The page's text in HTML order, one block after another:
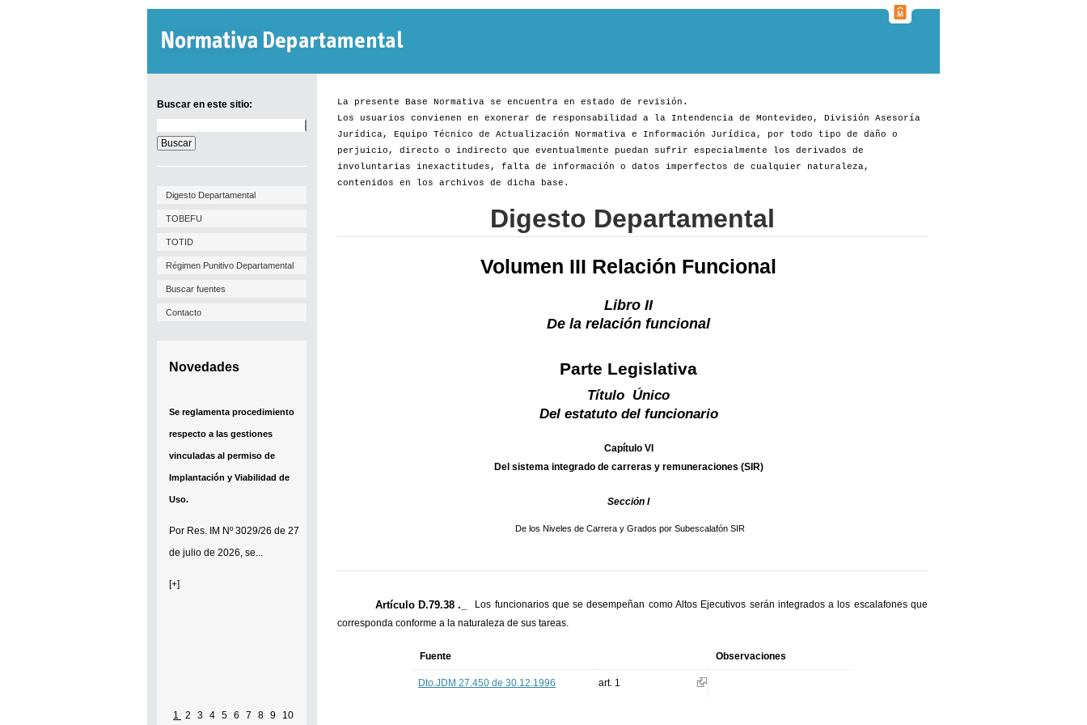
Buscar en este sitio:
en
este
sitio:
Digesto Departamental
TOBEFU
TOTID
Régimen Punitivo Departamental
Buscar fuentes
Contacto
Novedades
Se reglamenta procedimiento
respecto a las gestiones
vinculadas al permiso de
Implantación y Viabilidad de
Uso.
Por Res. IM Nº 3029/26 de 27
de julio de 2026, se...
[+]
1 2 3 4 5 6 7 8 9 10
La presente Base Normativa se encuentra en estado de revisión.
Los usuarios convienen en exonerar de responsabilidad a la Intendencia de Montevideo, División Asesoría
Jurídica, Equipo Técnico de Actualización Normativa e Información Jurídica, por todo tipo de daño o
perjuicio, directo o indirecto que eventualmente puedan sufrir especialmente los derivados de
involuntarias inexactitudes, falta de información o datos imperfectos de cualquier naturaleza,
contenidos en los archivos de dicha base.
Digesto Departamental
Volumen III Relación Funcional
Libro II
De la relación funcional
Parte Legislativa
Título Único
Del estatuto del funcionario
Capítulo VI
Del sistema integrado de carreras y remuneraciones (SIR)
Sección I
De los Niveles de Carrera y Grados por Subescalafón SIR
Artículo D.79.38 ._
Los funcionarios que se desempeñan como Altos Ejecutivos serán integrados a los escalafones que
corresponda conforme a la naturaleza de sus tareas.
Fuente Observaciones
Dto.JDM 27.450 de 30.12.1996 art. 1